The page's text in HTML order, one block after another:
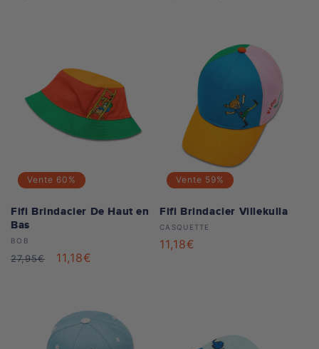
Vente 60%
Fifi Brindacier De Haut en
Bas
Distributeur :
BOB
Prix
27,95€
Prix
11,18€
Vente 59%
Fifi Brindacier Villekulla
Distributeur :
CASQUETTE
Prix
11,18€